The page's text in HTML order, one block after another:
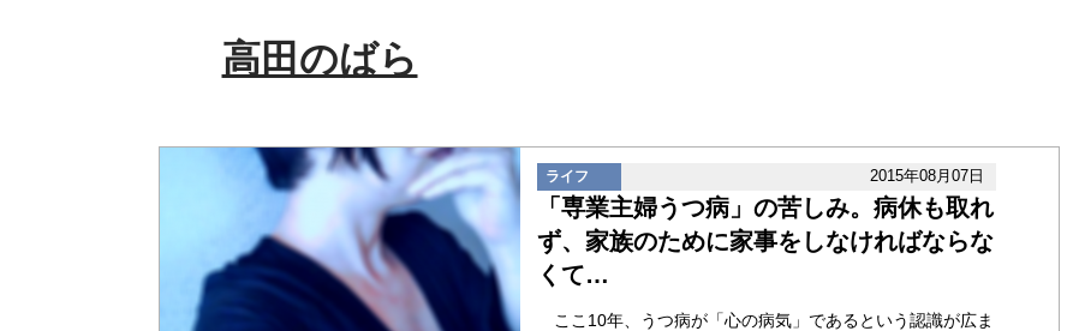
高田のばら
ライフ 2015年08月07日
「専業主婦うつ病」の苦しみ。病休も取れ
ず、家族のために家事をしなければならな
くて…
ここ10年、うつ病が「心の病気」であるという認識が広ま